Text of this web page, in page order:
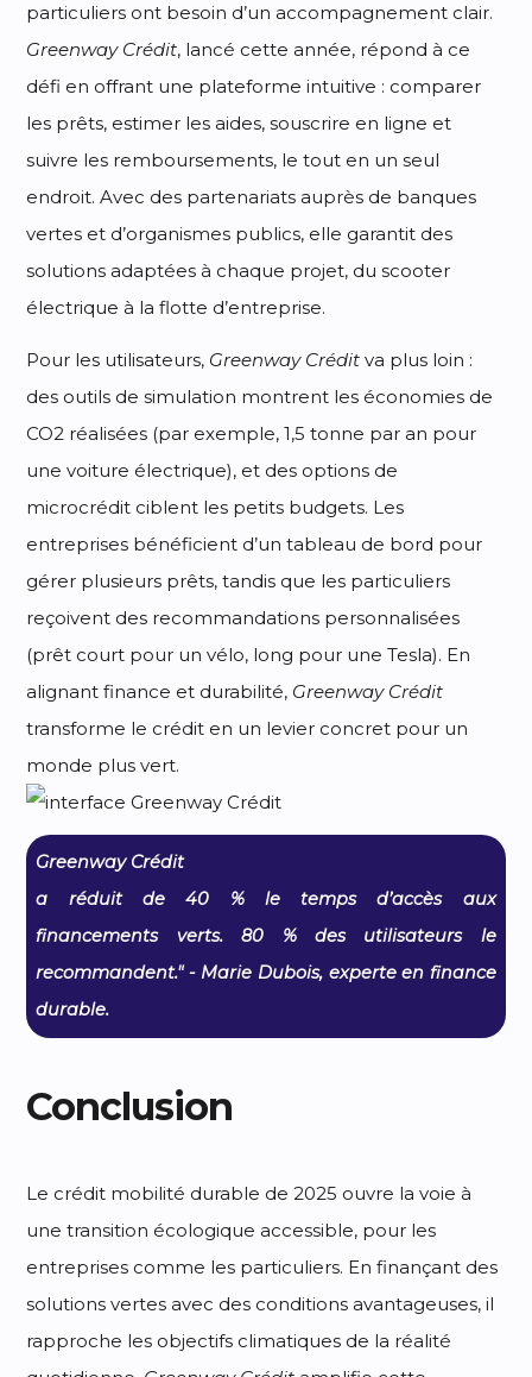
particuliers ont besoin d’un accompagnement clair.
Greenway Crédit, lancé cette année, répond à ce
défi en offrant une plateforme intuitive : comparer
les prêts, estimer les aides, souscrire en ligne et
suivre les remboursements, le tout en un seul
endroit. Avec des partenariats auprès de banques
vertes et d’organismes publics, elle garantit des
solutions adaptées à chaque projet, du scooter
électrique à la flotte d’entreprise.
Pour les utilisateurs, Greenway Crédit va plus loin :
des outils de simulation montrent les économies de
CO2 réalisées (par exemple, 1,5 tonne par an pour
une voiture électrique), et des options de
microcrédit ciblent les petits budgets. Les
entreprises bénéficient d’un tableau de bord pour
gérer plusieurs prêts, tandis que les particuliers
reçoivent des recommandations personnalisées
(prêt court pour un vélo, long pour une Tesla). En
alignant finance et durabilité, Greenway Crédit
transforme le crédit en un levier concret pour un
monde plus vert.
Greenway Crédit
a réduit de 40 % le temps d’accès aux
financements verts. 80 % des utilisateurs le
recommandent." - Marie Dubois, experte en finance
durable.
Conclusion
Le crédit mobilité durable de 2025 ouvre la voie à
une transition écologique accessible, pour les
entreprises comme les particuliers. En finançant des
solutions vertes avec des conditions avantageuses, il
rapproche les objectifs climatiques de la réalité